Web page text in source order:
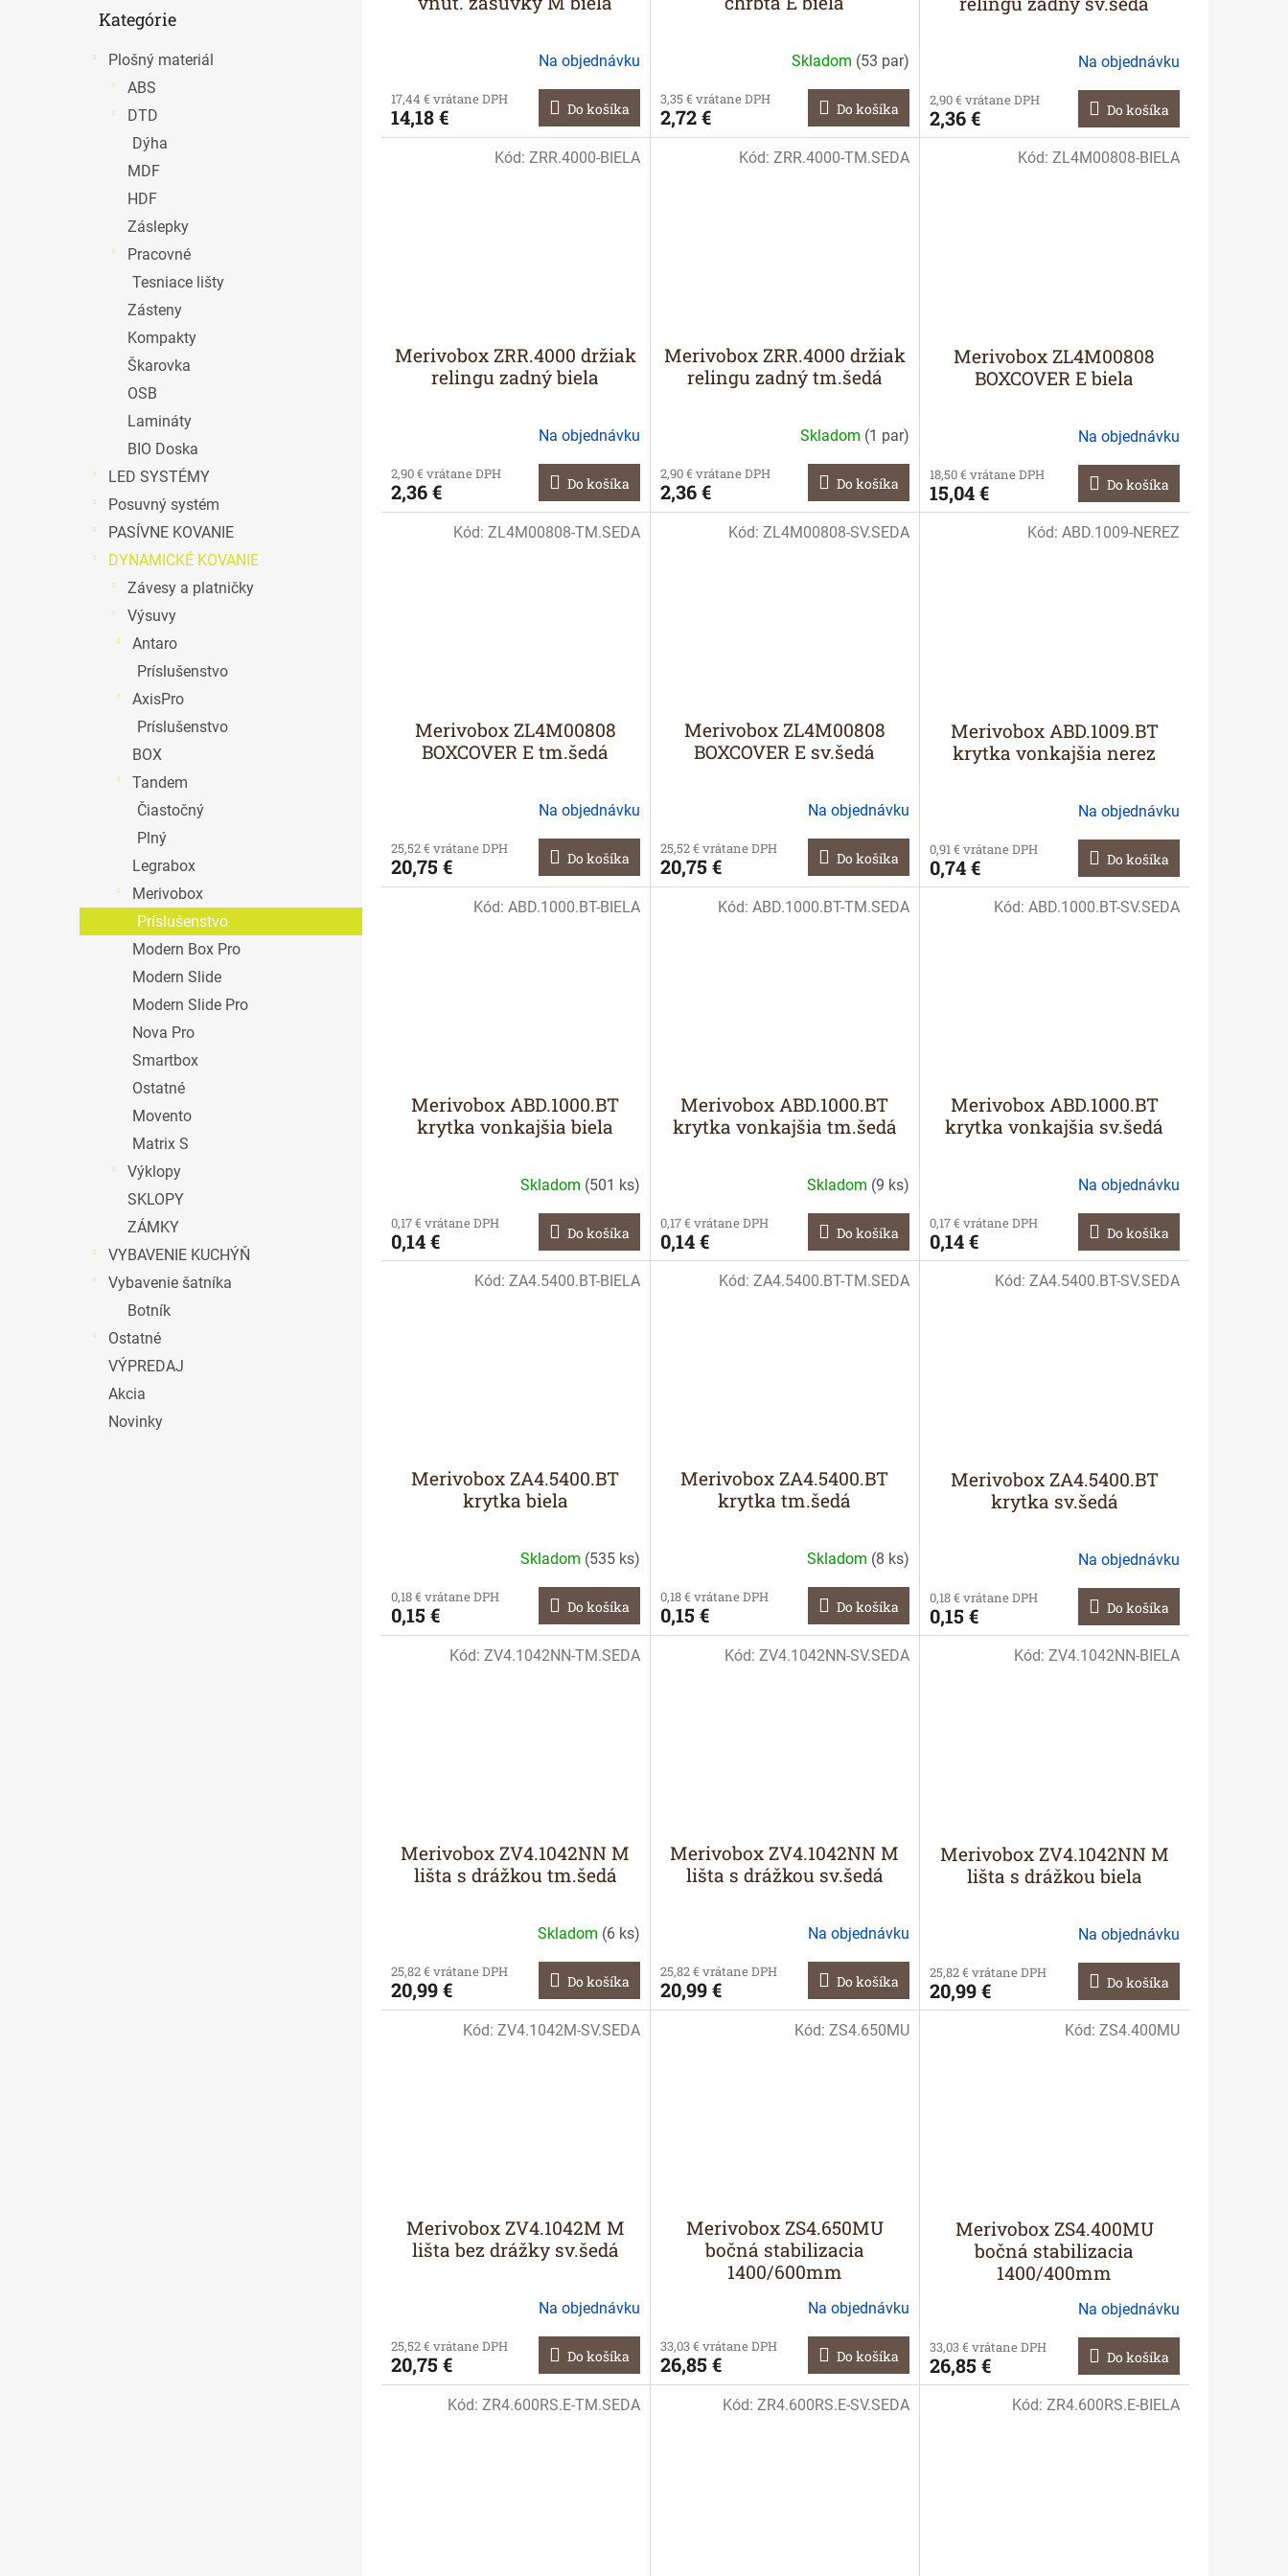
kategórie
Kategórie
Plošný materiál
ABS
DTD
Dýha
MDF
HDF
Záslepky
Pracovné
Tesniace lišty
Zásteny
Kompakty
Škarovka
OSB
Lamináty
BIO Doska
LED SYSTÉMY
Posuvný systém
PASÍVNE KOVANIE
DYNAMICKÉ KOVANIE
Závesy a platničky
Výsuvy
Antaro
Príslušenstvo
AxisPro
Príslušenstvo
BOX
Tandem
Čiastočný
Plný
Legrabox
Merivobox
Príslušenstvo
Modern Box Pro
Modern Slide
Modern Slide Pro
Nova Pro
Smartbox
Ostatné
Movento
Matrix S
Výklopy
SKLOPY
ZÁMKY
VYBAVENIE KUCHÝŇ
Vybavenie šatníka
Botník
Ostatné
VÝPREDAJ
Akcia
Novinky
Na objednávku
17,44 € vrátane DPH
14,18 € Do košíka
Skladom (53 par)
3,35 € vrátane DPH
2,72 € Do košíka
Na objednávku
2,90 € vrátane DPH
2,36 € Do košíka
Merivobox ZRR.4000 držiak
relingu zadný biela
Na objednávku
2,90 € vrátane DPH
2,36 € Do košíka
Kód: ZRR.4000-BIELA
Merivobox ZRR.4000 držiak
relingu zadný tm.šedá
Skladom (1 par)
2,90 € vrátane DPH
2,36 € Do košíka
Kód: ZRR.4000-TM.SEDA
Merivobox ZL4M00808
BOXCOVER E biela
Na objednávku
18,50 € vrátane DPH
15,04 € Do košíka
Kód: ZL4M00808-BIELA
Merivobox ZL4M00808
BOXCOVER E tm.šedá
Na objednávku
25,52 € vrátane DPH
20,75 € Do košíka
Kód: ZL4M00808-TM.SEDA
Merivobox ZL4M00808
BOXCOVER E sv.šedá
Na objednávku
25,52 € vrátane DPH
20,75 € Do košíka
Kód: ZL4M00808-SV.SEDA
Merivobox ABD.1009.BT
krytka vonkajšia nerez
Na objednávku
0,91 € vrátane DPH
0,74 € Do košíka
Kód: ABD.1009-NEREZ
Merivobox ABD.1000.BT
krytka vonkajšia biela
Skladom (501 ks)
0,17 € vrátane DPH
0,14 € Do košíka
Kód: ABD.1000.BT-BIELA
Merivobox ABD.1000.BT
krytka vonkajšia tm.šedá
Skladom (9 ks)
0,17 € vrátane DPH
0,14 € Do košíka
Kód: ABD.1000.BT-TM.SEDA
Merivobox ABD.1000.BT
krytka vonkajšia sv.šedá
Na objednávku
0,17 € vrátane DPH
0,14 € Do košíka
Kód: ABD.1000.BT-SV.SEDA
Merivobox ZA4.5400.BT
krytka biela
Skladom (535 ks)
0,18 € vrátane DPH
0,15 € Do košíka
Kód: ZA4.5400.BT-BIELA
Merivobox ZA4.5400.BT
krytka tm.šedá
Skladom (8 ks)
0,18 € vrátane DPH
0,15 € Do košíka
Kód: ZA4.5400.BT-TM.SEDA
Merivobox ZA4.5400.BT
krytka sv.šedá
Na objednávku
0,18 € vrátane DPH
0,15 € Do košíka
Kód: ZA4.5400.BT-SV.SEDA
Merivobox ZV4.1042NN M
lišta s drážkou tm.šedá
Skladom (6 ks)
25,82 € vrátane DPH
20,99 € Do košíka
Kód: ZV4.1042NN-TM.SEDA
Merivobox ZV4.1042NN M
lišta s drážkou sv.šedá
Na objednávku
25,82 € vrátane DPH
20,99 € Do košíka
Kód: ZV4.1042NN-SV.SEDA
Merivobox ZV4.1042NN M
lišta s drážkou biela
Na objednávku
25,82 € vrátane DPH
20,99 € Do košíka
Kód: ZV4.1042NN-BIELA
Merivobox ZV4.1042M M
lišta bez drážky sv.šedá
Na objednávku
25,52 € vrátane DPH
20,75 € Do košíka
Kód: ZV4.1042M-SV.SEDA
Merivobox ZS4.650MU
bočná stabilizacia
1400/600mm
Na objednávku
33,03 € vrátane DPH
26,85 € Do košíka
Kód: ZS4.650MU
Merivobox ZS4.400MU
bočná stabilizacia
1400/400mm
Na objednávku
33,03 € vrátane DPH
26,85 € Do košíka
Kód: ZS4.400MU
Kód: ZR4.600RS.E-TM.SEDA Kód: ZR4.600RS.E-SV.SEDA Kód: ZR4.600RS.E-BIELA